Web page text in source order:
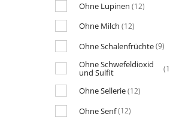
Ohne Lupinen (12)
Ohne Milch (12)
Ohne Schalenfrüchte(9)
Ohne Schwefeldioxid
und Sulfit
Ohne Sellerie(12)
Ohne Senf(12)